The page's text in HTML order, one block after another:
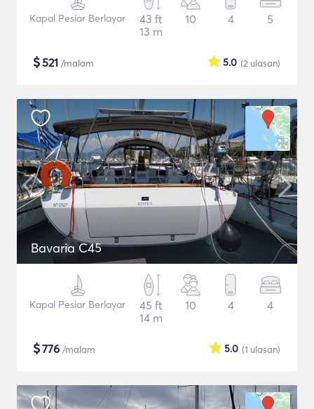
Kapal Pesiar Berlayar
43 ft
13 m
10 4 5
$521 /malam (2 ulasan)
5.0
Bavaria C45
Kapal Pesiar Berlayar
45 ft
14 m
10 4 4
$776 /malam (1 ulasan)
5.0